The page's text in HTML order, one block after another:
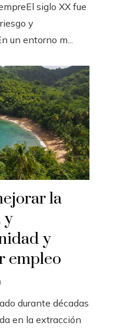
siglo XX fue
y
un entorno m...
la
y
y
empleo
durante décadas
en la extracción